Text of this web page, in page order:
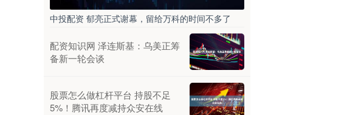
中投配资 郁亮正式谢幕，留给万科的时间不多了
配资知识网 泽连斯基：乌美正筹
备新一轮会谈
股票怎么做杠杆平台 持股不足
5%！腾讯再度减持众安在线